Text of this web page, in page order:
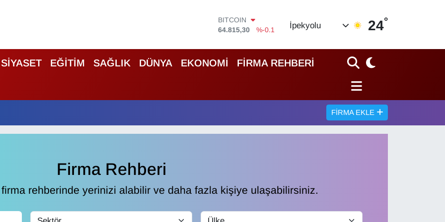
DOLAR
47,7436
%0.18
55,2510
%0.32
STERLİN
64,4811
%0.38
BİST100
İpekyolu 24°
SİYASET EĞİTİM SAĞLIK DÜNYA EKONOMİ FİRMA REHBERİ
FIRMA EKLE
Firma Rehberi
firma rehberinde yerinizi alabilir ve daha fazla kişiye ulaşabilirsiniz.